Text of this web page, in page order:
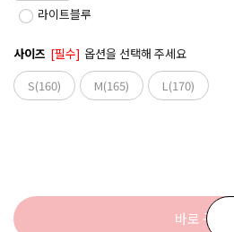
라이트블루
사이즈 [필수] 옵션을 선택해 주세요
S(160)
M(165) L(170)
바로 구매